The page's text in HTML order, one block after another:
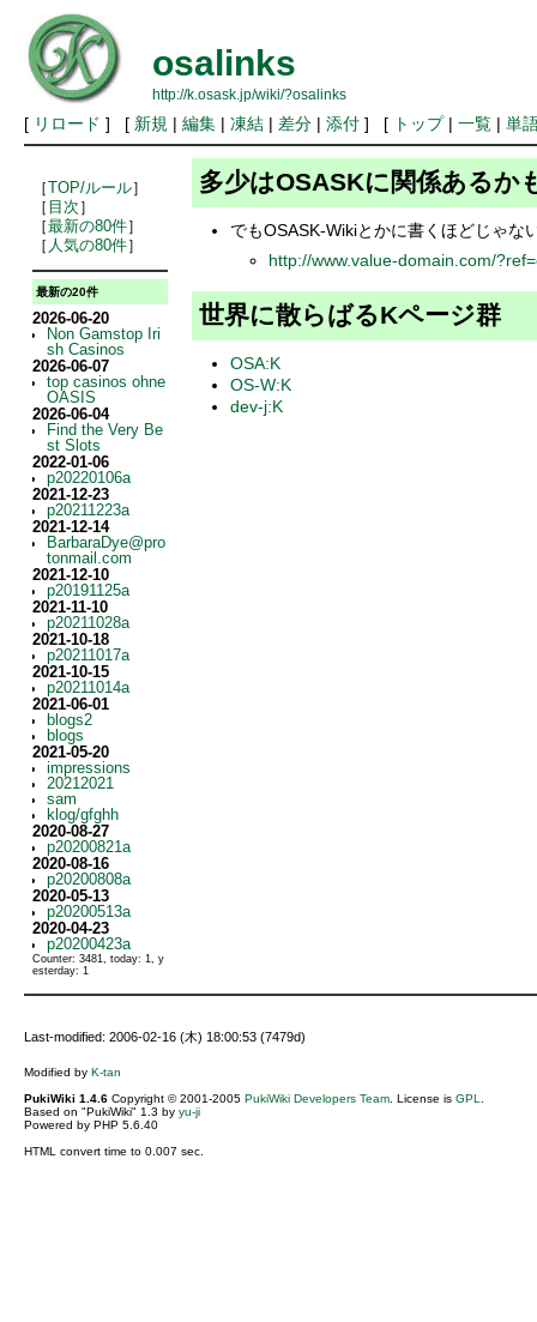
osalinks
http://k.osask.jp/wiki/?osalinks
[ リロード ] [ 新規 | 編集| 凍結| 差分| 添付] [ トップ| 一覧| 単
［TOP/ルール］
［ 目次 ］
［最新の80件］
［ 人気の80件］
最新の20件
2026-06-20
Non Gamstop Iri
sh Casinos
2026-06-07
top casinos ohne
OASIS
2026-06-04
Find the Very Be
st Slots
2022-01-06
p20220106a
2021-12-23
p20211223a
2021-12-14
BarbaraDye@pro
tonmail.com
2021-12-10
p20191125a
2021-11-10
p20211028a
2021-10-18
p20211017a
2021-10-15
p20211014a
2021-06-01
blogs2
blogs
2021-05-20
impressions
20212021
sam
klog/gfghh
2020-08-27
p20200821a
2020-08-16
p20200808a
2020-05-13
p20200513a
2020-04-23
p20200423a
Counter: 3481, today: 1, y
esterday: 1
多少はOSASKに関係あるか
でもOSASK-Wikiとかに書くほどじゃな
http://www.value-domain.com/
世界に散らばるKページ群
OSA:K
OS-W:K
dev-j:K
Last-modified: 2006-02-16 (木) 18:00:53 (7479d)
Modified by K-tan
PukiWiki 1.4.6Copyright © 2001-2005 PukiWiki Developers Team. License is GPL
Based on "PukiWiki" 1.3 by yu-ji
Powered by PHP 5.6.40
HTML convert time to 0.007 sec.